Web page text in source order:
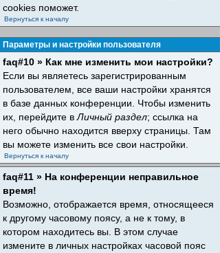
cookies поможет.
Вернуться к началу
Параметры и настройки пользователя
faq#10 » Как мне изменить мои настройки?
Если вы являетесь зарегистрированным
пользователем, все ваши настройки хранятся
в базе данных конференции. Чтобы изменить
их, перейдите в Личный раздел; ссылка на
него обычно находится вверху страницы. Там
вы можете изменить все свои настройки.
Вернуться к началу
faq#11 » На конференции неправильное
время!
Возможно, отображается время, относящееся
к другому часовому поясу, а не к тому, в
котором находитесь вы. В этом случае
измените в личных настройках часовой пояс